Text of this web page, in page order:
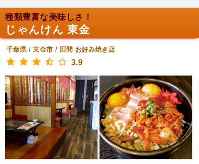
種類豊富な美味しさ！
じゃんけん 東金
千葉県/東金市 / 田間 お好み焼き店
3.9